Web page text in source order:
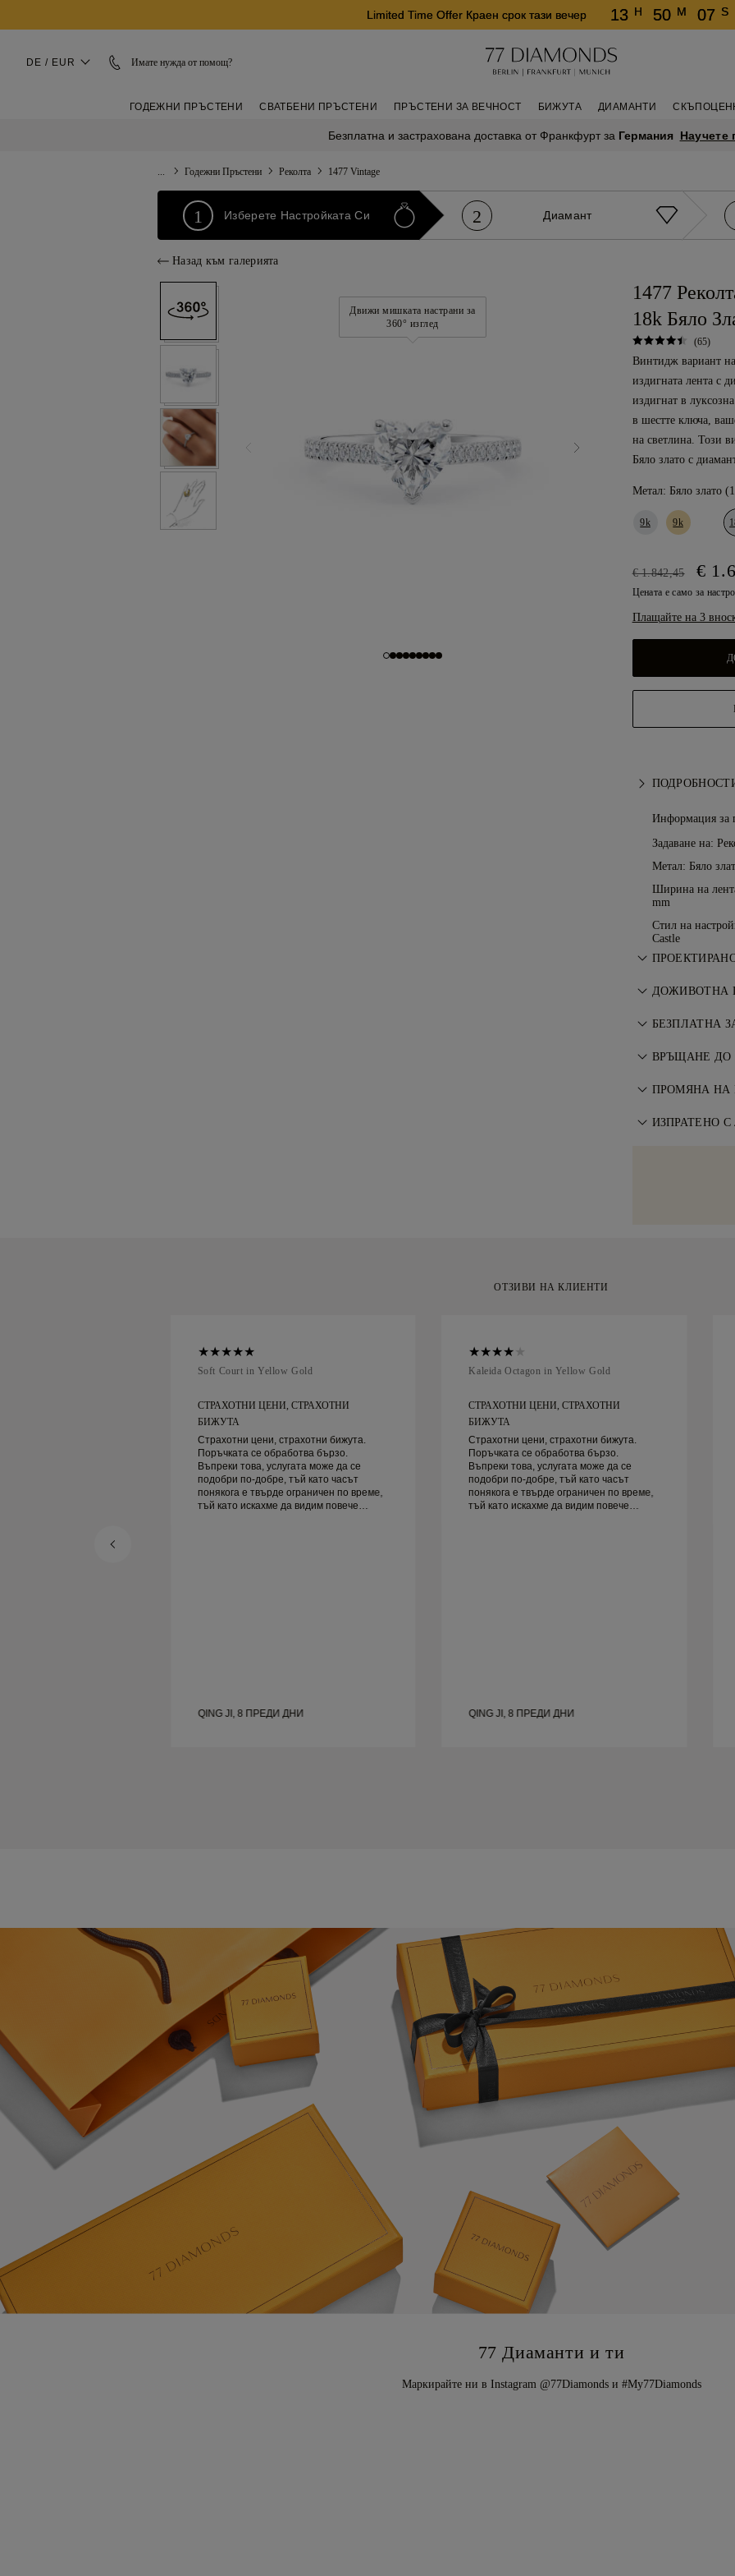
Limited Time Offer Краен срок тази вечер 13 H 50 M 07 S
DE / EUR Имате нужда от помощ?
ГОДЕЖНИ ПРЪСТЕНИ СВАТБЕНИ ПРЪСТЕНИ ПРЪСТЕНИ ЗА ВЕЧНОСТ БИЖУТА ДИАМАНТИ
Безплатна и застрахована доставка от Франкфурт за Германия Научете
Годежни Пръстени Реколта 1477 Vintage
1 Изберете Настройката Си 2 Диамант
Назад към галерията
Движи мишката настрани за
360° изглед
1477
18k Бяло
(65)
Винтидж вариант
издигната лента с
издигнат в
в шестте ключа,
на светлина. Този
Бяло злато с
Метал: Бяло злато
9k 9k
€ 1.842,45 €
Цената е само за
Плащайте на 3
Информация за
Задаване на:
Метал: Бяло
Ширина на
mm
Стил на
Castle
Изкуството на
ДОЖИВОТНА
Всяка покупка
ремонти са
БЕЗПЛАТНА
Всички
риск и напълно
врата.
артикули с
ВРЪЩАНЕ ДО
Ако не сте
Условията.
ПРОМЯНА НА
За перфектно
ИЗПРАТЕНО
ръчно
ОТЗИВИ НА КЛИЕНТИ
Soft Court in Yellow Gold
СТРАХОТНИ ЦЕНИ, СТРАХОТНИ
БИЖУТА
Страхотни цени, страхотни бижута.
Поръчката се обработва бързо.
Въпреки това, услугата може да се
подобри по-добре, тъй като часът
понякога е твърде ограничен по време,
тъй като искахме да видим повече
QING JI, 8 ПРЕДИ ДНИ
Kaleida Octagon in Yellow Gold
СТРАХОТНИ ЦЕНИ, СТРАХОТНИ
БИЖУТА
Страхотни цени, страхотни бижута.
Поръчката се обработва бързо.
Въпреки това, услугата може да се
подобри по-добре, тъй като часът
понякога е твърде ограничен по време,
тъй като искахме да видим повече
QING JI, 8 ПРЕДИ ДНИ
77 Диаманти и ти
Маркирайте ни в Instagram @77Diamonds и #My77Diamonds